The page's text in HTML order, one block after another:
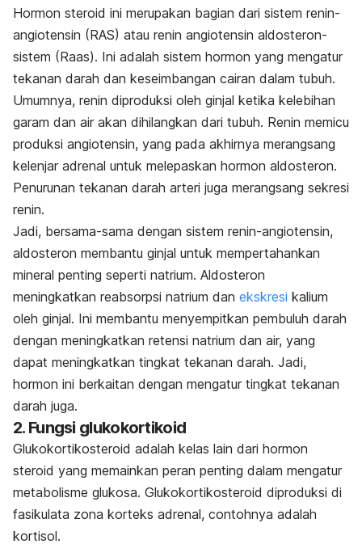
Hormon steroid ini merupakan bagian dari sistem renin-
angiotensin (RAS) atau renin angiotensin aldosteron-
sistem (Raas). Ini adalah sistem hormon yang mengatur
tekanan darah dan keseimbangan cairan dalam tubuh.
Umumnya, renin diproduksi oleh ginjal ketika kelebihan
garam dan air akan dihilangkan dari tubuh. Renin memicu
produksi angiotensin, yang pada akhirnya merangsang
kelenjar adrenal untuk melepaskan hormon aldosteron.
Penurunan tekanan darah arteri juga merangsang sekresi
renin.
Jadi, bersama-sama dengan sistem renin-angiotensin,
aldosteron membantu ginjal untuk mempertahankan
mineral penting seperti natrium. Aldosteron
meningkatkan reabsorpsi natrium dan ekskresi kalium
oleh ginjal. Ini membantu menyempitkan pembuluh darah
dengan meningkatkan retensi natrium dan air, yang
dapat meningkatkan tingkat tekanan darah. Jadi,
hormon ini berkaitan dengan mengatur tingkat tekanan
darah juga.
2. Fungsi glukokortikoid
Glukokortikosteroid adalah kelas lain dari hormon
steroid yang memainkan peran penting dalam mengatur
metabolisme glukosa. Glukokortikosteroid diproduksi di
fasikulata zona korteks adrenal, contohnya adalah
kortisol.